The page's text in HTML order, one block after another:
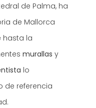
de Palma, ha
de Mallorca
hasta la
murallas y
lo
de referencia